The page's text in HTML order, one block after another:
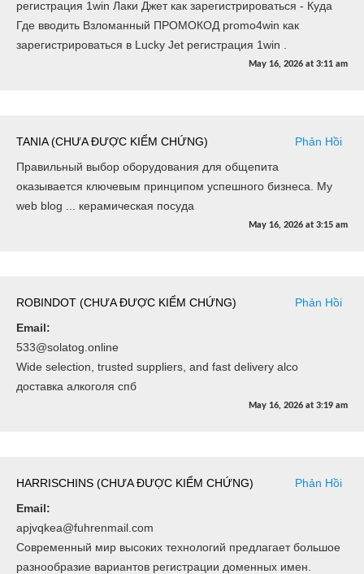
регистрация 1win Лаки Джет как зарегистрироваться - Куда
Где вводить Взломанный ПРОМОКОД promo4win как
зарегистрироваться в Lucky Jet регистрация 1win .
May 16, 2026 at 3:11 am
TANIA (CHƯA ĐƯỢC KIỂM CHỨNG)
Phản Hồi
Правильный выбор оборудования для общепита
оказывается ключевым принципом успешного бизнеса. My
web blog ... керамическая посуда
May 16, 2026 at 3:15 am
ROBINDOT (CHƯA ĐƯỢC KIỂM CHỨNG)
Phản Hồi
Email:
533@solatog.online
Wide selection, trusted suppliers, and fast delivery alco
доставка алкоголя спб
May 16, 2026 at 3:19 am
HARRISCHINS (CHƯA ĐƯỢC KIỂM CHỨNG)
Phản Hồi
Email:
apjvqkea@fuhrenmail.com
Современный мир высоких технологий предлагает большое
разнообразие вариантов регистрации доменных имен.